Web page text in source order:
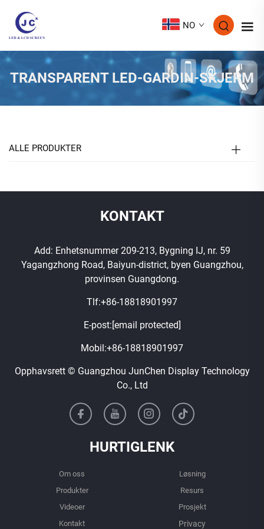
NO
TRANSPARENT LED-GARDIN-SKJERM
ALLE PRODUKTER
KONTAKT
Add: Enhetsnummer 209-213, Bygning IJ, nr. 59
Yagangzhong Road, Baiyun-district, byen Guangzhou,
provinsen Guangdong.
Tlf:+86-18818901997
E-post:[email protected]
Mobil:+86-18818901997
Opphavsrett © Guangzhou JunChen Display Technology
Co., Ltd
HURTIGLENK
Om oss
Løsning
Produkter
Resurs
Videoer
Prosjekt
Kontakt